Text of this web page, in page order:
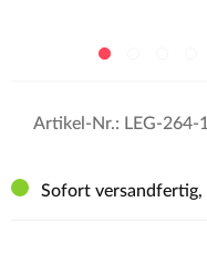
Artikel-Nr.: LEG-264-
Sofort versandfertig,